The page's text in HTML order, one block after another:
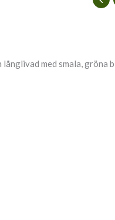
med smala, gröna